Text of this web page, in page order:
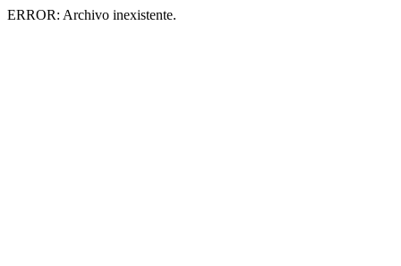
ERROR: Archivo inexistente.